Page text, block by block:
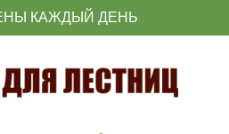
КАЖДЫЙ ДЕНЬ